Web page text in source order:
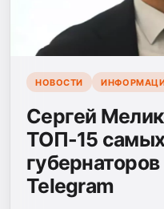
НОВОСТИ
Сергей
ТОП-15
Telegram